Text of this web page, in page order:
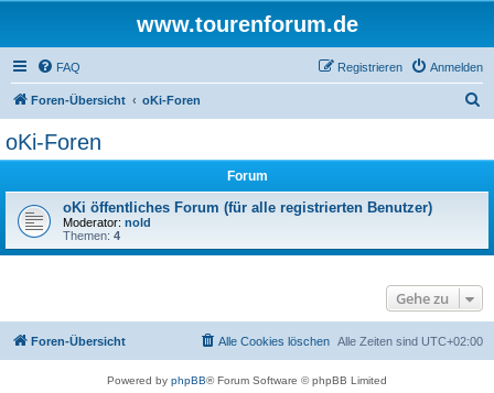
www.tourenforum.de
FAQ Anmelden
Registrieren
Foren-Übersicht oKi-Foren
oKi-Foren
Forum
oKi öffentliches Forum (für alle registrierten Benutzer)
Moderator: nold
Themen: 4
Gehe zu
Foren-Übersicht Alle Zeiten sind UTC+02:00
Alle Cookies löschen
Powered by phpBB® Forum Software © phpBB Limited